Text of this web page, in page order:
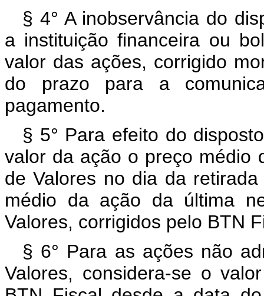
§ 4° A inobservância do
a instituição financeira ou
valor das ações, corrigido
do prazo para a
pagamento.
§ 5° Para efeito do
valor da ação o preço médio
de Valores no dia da
médio da ação da última
Valores, corrigidos pelo BTN
§ 6° Para as ações não
Valores, considera-se o